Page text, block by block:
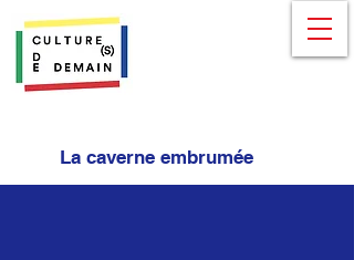
La caverne embrumée